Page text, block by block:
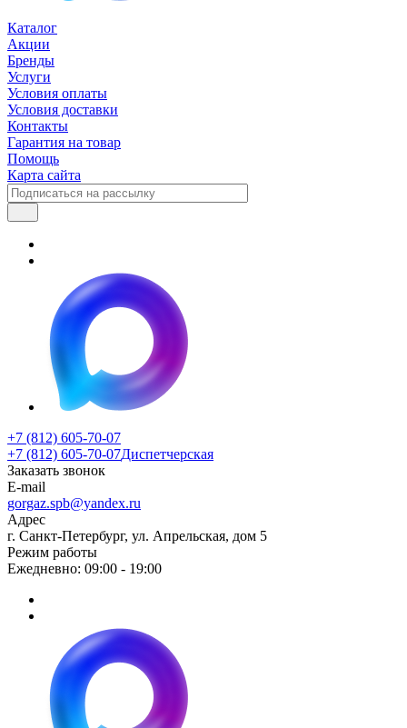
Каталог
Акции
Бренды
Услуги
Условия оплаты
Условия доставки
Контакты
Гарантия на товар
Помощь
Карта сайта
+7 (812) 605-70-07
+7 (812) 605-70-07Диспетчерская
Заказать звонок
E-mail
gorgaz.spb@yandex.ru
Адрес
г. Санкт-Петербург, ул. Апрельская, дом 5
Режим работы
Ежедневно: 09:00 - 19:00